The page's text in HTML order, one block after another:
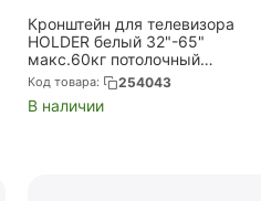
Кронштейн для телевизора
HOLDER белый 32"-65"
макс.60кг потолочный
фиксированный (PR-101-W)
Код товара: 254043
В наличии